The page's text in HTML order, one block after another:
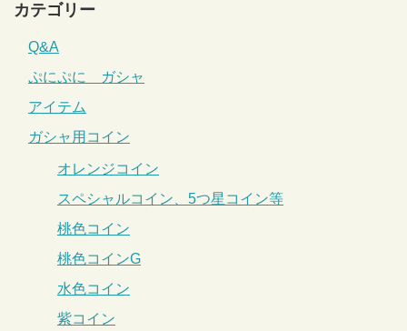
カテゴリー
Q&A
ぷにぷに ガシャ
アイテム
ガシャ用コイン
オレンジコイン
スペシャルコイン、5つ星コイン等
桃色コイン
桃色コインG
水色コイン
紫コイン